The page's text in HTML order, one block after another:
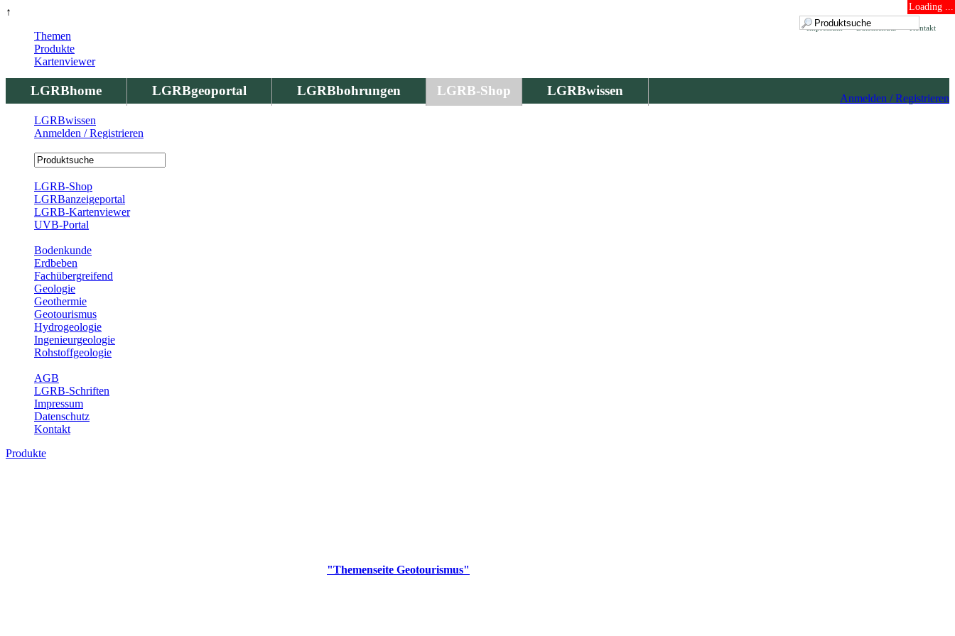
↑ Loading ...
Kontakt
Datenschutz
Impressum
LGRBhome LGRBgeoportal LGRBbohrungen LGRB-Shop LGRBwissen
Anmelden / Registrieren
Themen
Produkte
Kartenviewer
LGRBwissen
Anmelden / Registrieren
LGRB-Shop
LGRBanzeigeportal
LGRB-Kartenviewer
UVB-Portal
Bodenkunde
Erdbeben
Fachübergreifend
Geologie
Geothermie
Geotourismus
Hydrogeologie
Ingenieurgeologie
Rohstoffgeologie
AGB
LGRB-Schriften
Impressum
Datenschutz
Kontakt
Produkte
"Themenseite Geotourismus"